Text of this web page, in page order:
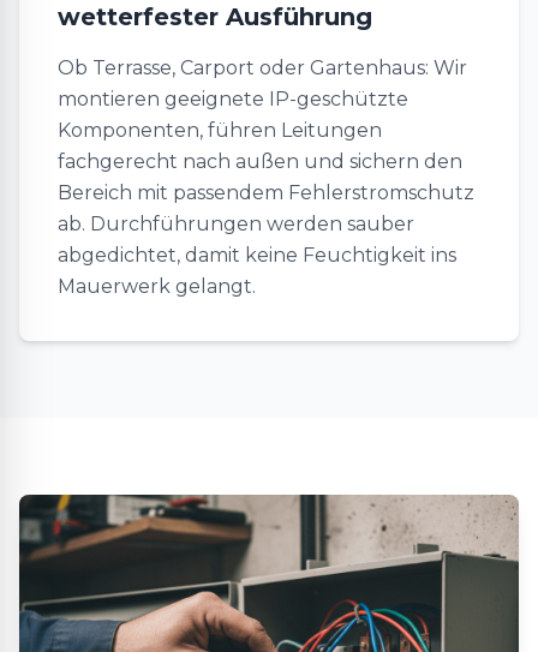
wetterfester Ausführung
Ob Terrasse, Carport oder Gartenhaus: Wir
montieren geeignete IP-geschützte
Komponenten, führen Leitungen
fachgerecht nach außen und sichern den
Bereich mit passendem Fehlerstromschutz
ab. Durchführungen werden sauber
abgedichtet, damit keine Feuchtigkeit ins
Mauerwerk gelangt.